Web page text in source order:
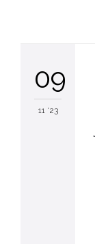
09
11 '23